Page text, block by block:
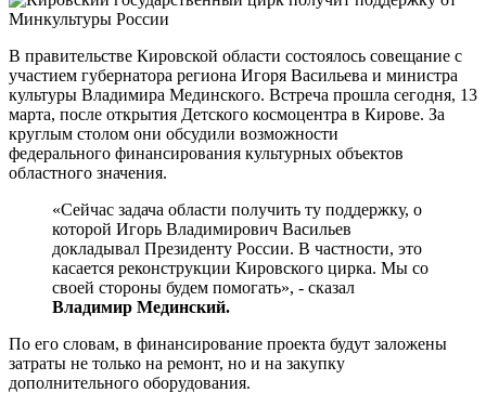
В правительстве Кировской области состоялось совещание с
участием губернатора региона Игоря Васильева и министра
культуры Владимира Мединского. Встреча прошла сегодня, 13
марта, после открытия Детского космоцентра в Кирове. За
круглым столом они обсудили возможности
федерального финансирования культурных объектов
областного значения.
«Сейчас задача области получить ту поддержку, о
которой Игорь Владимирович Васильев
докладывал Президенту России. В частности, это
касается реконструкции Кировского цирка. Мы со
своей стороны будем помогать», - сказал
Владимир Мединский.
По его словам, в финансирование проекта будут заложены
затраты не только на ремонт, но и на закупку
дополнительного оборудования.